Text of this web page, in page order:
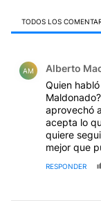
TODOS LOS
AM Alberto
Quien
aprovechó
acepta lo
quiere
mejor que
RESPONDER